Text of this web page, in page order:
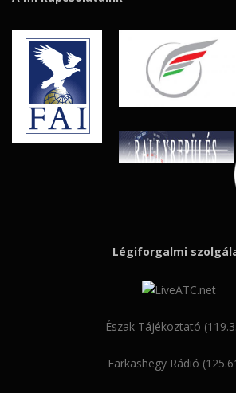
Légiforgalmi
Észak Tájékoztató
Farkashegy Rádió